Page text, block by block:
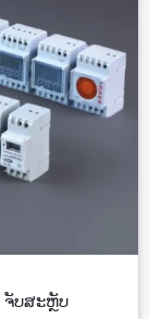
ຈັບສະຫຼັບ